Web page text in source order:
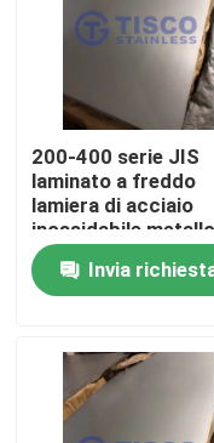
Casa
Prodotti
200-400 serie JIS
laminato a freddo
lamiera di acciaio
inossidabile metallo
1000mm-6000mm
Lunghezza in GB
bordo del mulino
Invia